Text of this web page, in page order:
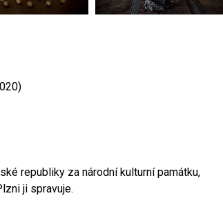
republiky za národní kulturní památku,
ji spravuje.